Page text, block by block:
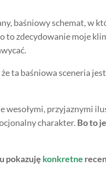
baśniowy schemat, w
to zdecydowanie moje
ta baśniowa sceneria
wesołymi, przyjaznymi
charakter. Bo to
pokazuję konkretne